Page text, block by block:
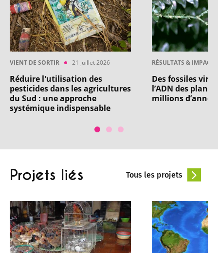
VIENT DE SORTIR 21 juillet 2026
Réduire l'utilisation des
pesticides dans les agricultures
du Sud : une approche
systémique indispensable
RÉSULTATS & IMPACT
Des fossiles
l’ADN des
millions
Projets liés Tous les projets